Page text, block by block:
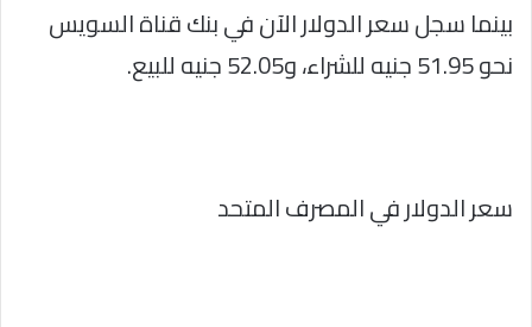
بينما سجل سعر الدولار الآن في بنك قناة السويس
نحو 51.95 جنيه للشراء، و52.05 جنيه للبيع.
سعر الدولار في المصرف المتحد